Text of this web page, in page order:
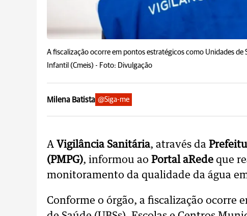
A fiscalização ocorre em pontos estratégicos como Unidades de
Infantil (Cmeis) - Foto: Divulgação
Milena Batista @Siga-me
A Vigilância Sanitária, através da
(PMPG), informou ao Portal aRede que
monitoramento da qualidade da água
Conforme o órgão, a fiscalização ocorre